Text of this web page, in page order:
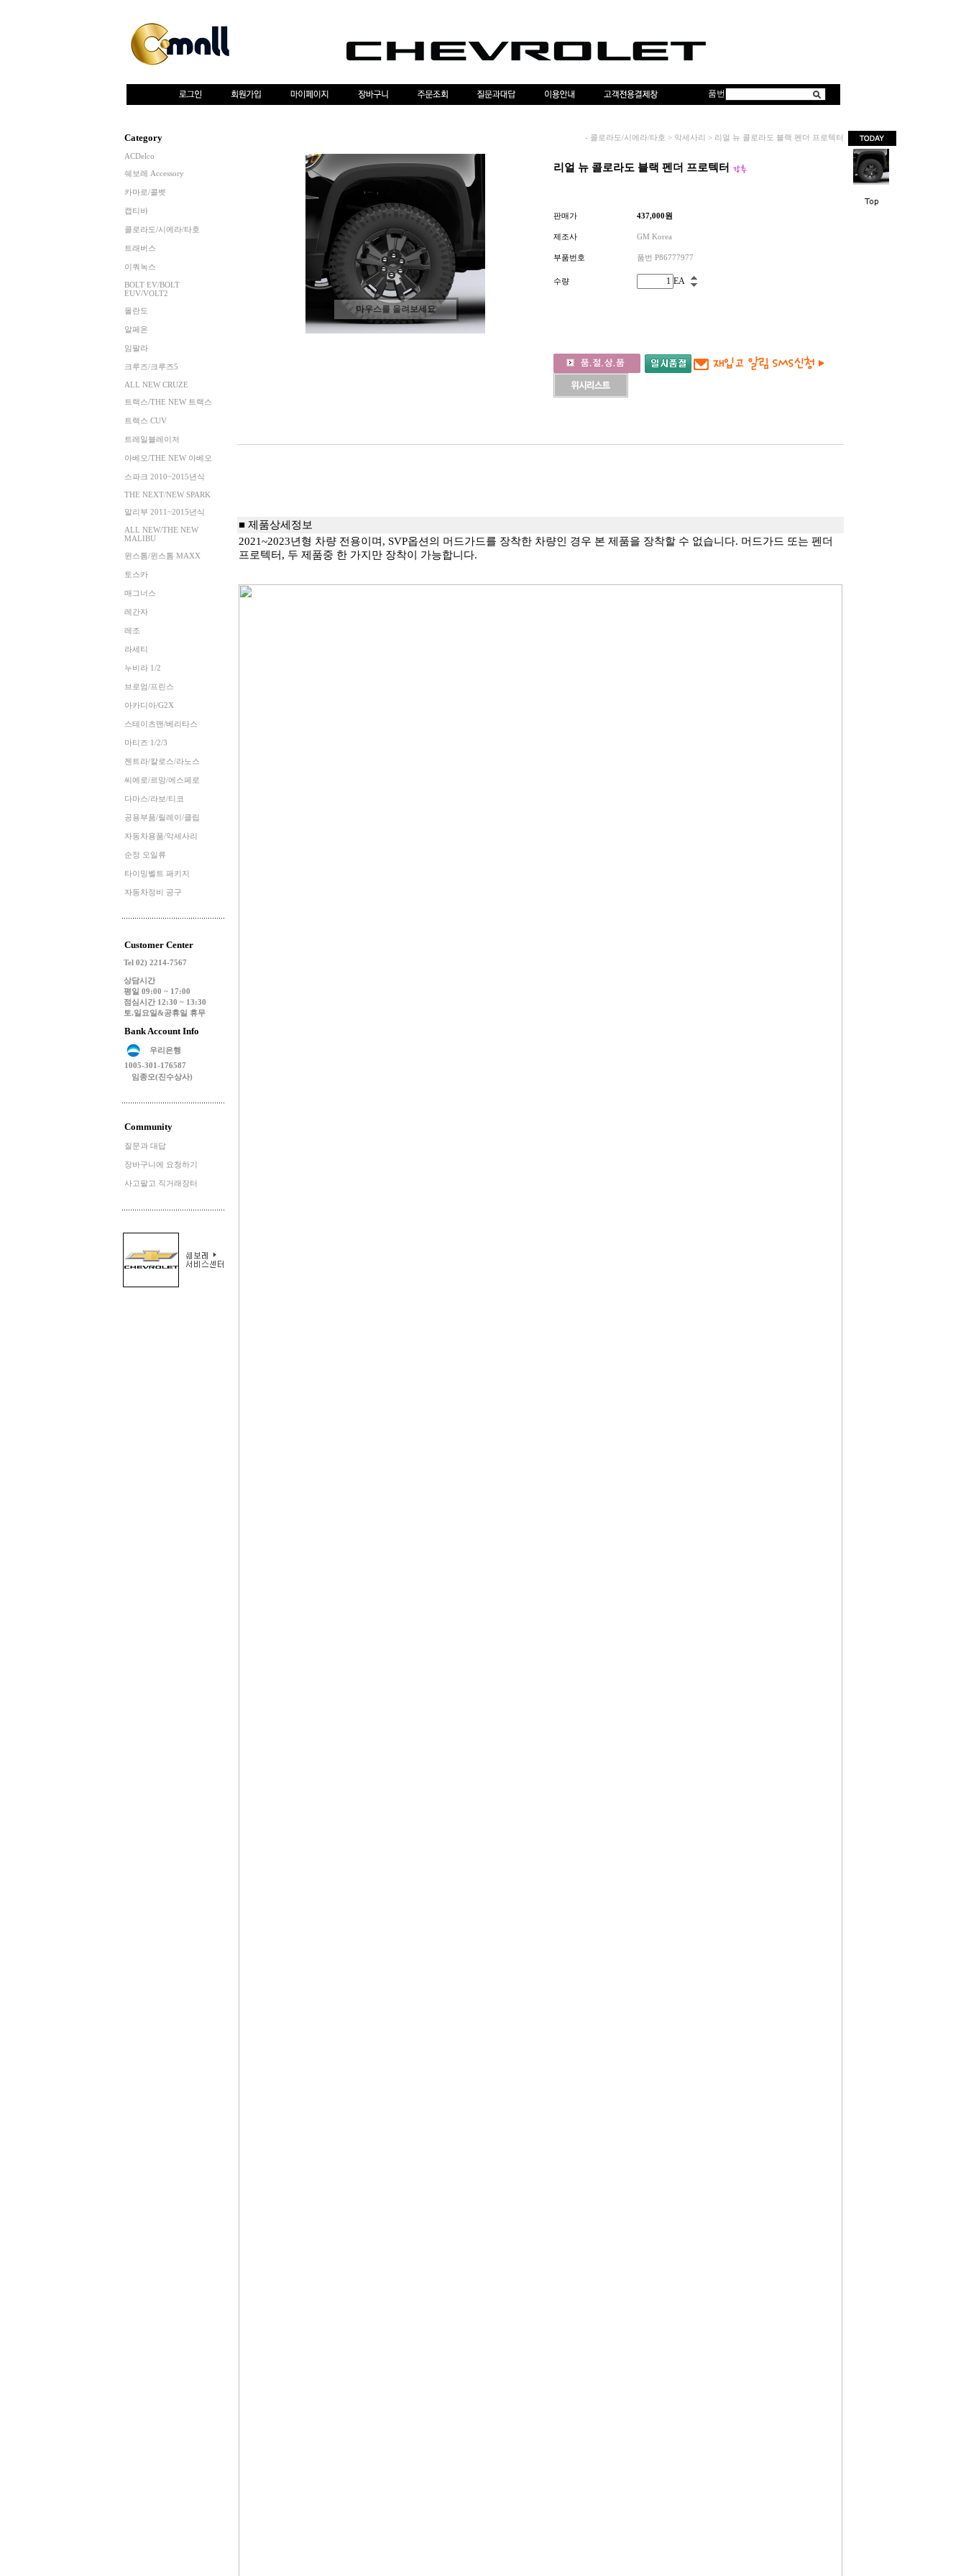
품번
Category
ACDelco
쉐보레 Accessory
카마로/콜벳
캡티바
콜로라도/시에라/타호
트래버스
이쿼녹스
BOLT EV/BOLT
EUV/VOLT2
올란도
알페온
임팔라
크루즈/크루즈5
ALL NEW CRUZE
트랙스/THE NEW 트랙스
트랙스 CUV
트레일블레이저
아베오/THE NEW 아베오
스파크 2010~2015년식
THE NEXT/NEW SPARK
말리부 2011~2015년식
ALL NEW/THE NEW
MALIBU
윈스톰/윈스톰 MAXX
토스카
매그너스
레간자
레조
라세티
누비라 1/2
브로엄/프린스
아카디아/G2X
스테이츠맨/베리타스
마티즈 1/2/3
젠트라/칼로스/라노스
씨에로/르망/에스페로
다마스/라보/티코
공용부품/릴레이/클립
자동차용품/악세사리
순정 오일류
타이밍벨트 패키지
자동차정비 공구
Customer Center
Tel 02) 2214-7567
상담시간
평일 09:00 ~ 17:00
점심시간 12:30 ~ 13:30
토.일요일&공휴일 휴무
Bank Account Info
우리은행
1005-301-176587
임종오(진수상사)
Community
질문과 대답
장바구니에 요청하기
사고팔고 직거래장터
- 콜로라도/시에라/타호 > 악세사리 > 리얼 뉴 콜로라도 블랙 펜더 프로텍터
마우스를 올려보세요
리얼 뉴 콜로라도 블랙 펜더 프로텍터
판매가 437,000원
제조사 GM Korea
부품번호 품번 P86777977
수량 EA
■ 제품상세정보
2021~2023년형 차량 전용이며, SVP옵션의 머드가드를 장착한 차량인 경우 본 제품을 장착할 수 없습니다. 머드가드 또는 펜더
프로텍터, 두 제품중 한 가지만 장착이 가능합니다.